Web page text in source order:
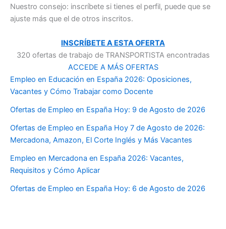
Nuestro consejo: inscríbete si tienes el perfil, puede que se
ajuste más que el de otros inscritos.
INSCRÍBETE A ESTA OFERTA
320 ofertas de trabajo de TRANSPORTISTA encontradas
ACCEDE A MÁS OFERTAS
Empleo en Educación en España 2026: Oposiciones,
Vacantes y Cómo Trabajar como Docente
Ofertas de Empleo en España Hoy: 9 de Agosto de 2026
Ofertas de Empleo en España Hoy 7 de Agosto de 2026:
Mercadona, Amazon, El Corte Inglés y Más Vacantes
Empleo en Mercadona en España 2026: Vacantes,
Requisitos y Cómo Aplicar
Ofertas de Empleo en España Hoy: 6 de Agosto de 2026